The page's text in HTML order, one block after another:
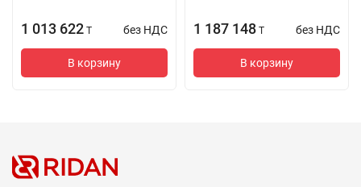
1 013 622 T без НДС
В корзину
1 187 148 T без НДС
В корзину